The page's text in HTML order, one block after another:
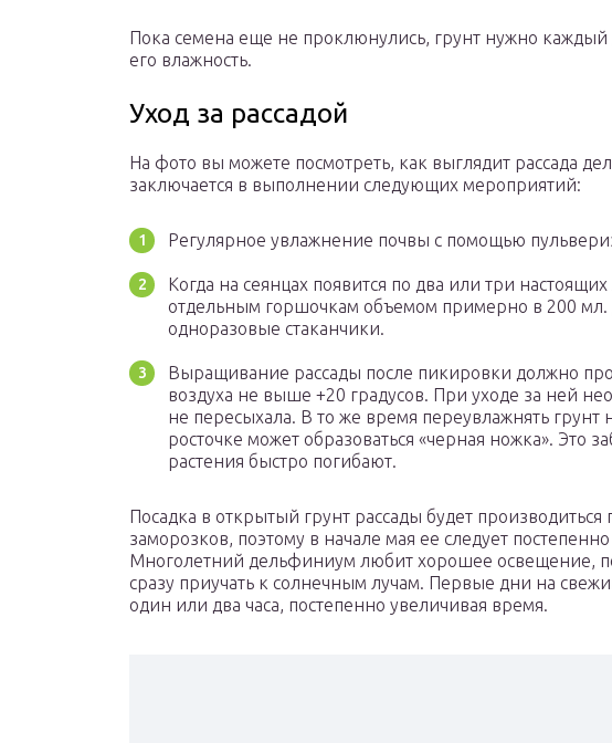
Пока семена еще не проклюнулись, грунт нужно каждый
его влажность.
Уход за рассадой
На фото вы можете посмотреть, как выглядит рассада
заключается в выполнении следующих мероприятий:
Регулярное увлажнение почвы с помощью
Когда на сеянцах появится по два или три
отдельным горшочкам объемом примерно в 200 мл.
одноразовые стаканчики.
Выращивание рассады после пикировки должно
воздуха не выше +20 градусов. При уходе за ней
не пересыхала. В то же время переувлажнять грунт
росточке может образоваться «черная ножка». Это
растения быстро погибают.
Посадка в открытый грунт рассады будет
заморозков, поэтому в начале мая ее следует
Многолетний дельфиниум любит хорошее освещение,
сразу приучать к солнечным лучам. Первые дни на
один или два часа, постепенно увеличивая время.